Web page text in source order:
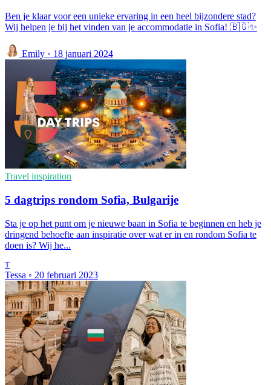
Ben je klaar voor een unieke ervaring in een heel bijzondere stad?
Wij helpen je bij het vinden van je accommodatie in Sofia! 🇧🇬✨
Emily ◦ 18 januari 2024
Travel inspiration
5 dagtrips rondom Sofia, Bulgarije
Sta je op het punt om je nieuwe baan in Sofia te beginnen en heb je
dringend behoefte aan inspiratie over wat er in en rondom Sofia te
doen is? Wij he...
T
Tessa ◦ 20 februari 2023